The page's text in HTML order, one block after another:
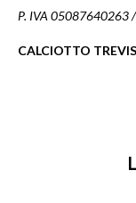
P. IVA 05087640263 /
CALCIOTTO